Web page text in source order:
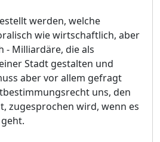
werden, welche
wie wirtschaftlich, aber
- Milliardäre, die als
Stadt gestalten und
aber vor allem gefragt
uns, den
zugesprochen wird, wenn es